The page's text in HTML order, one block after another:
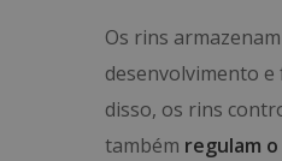
Os rins
desenvolvimento e
disso, os rins
também regulam